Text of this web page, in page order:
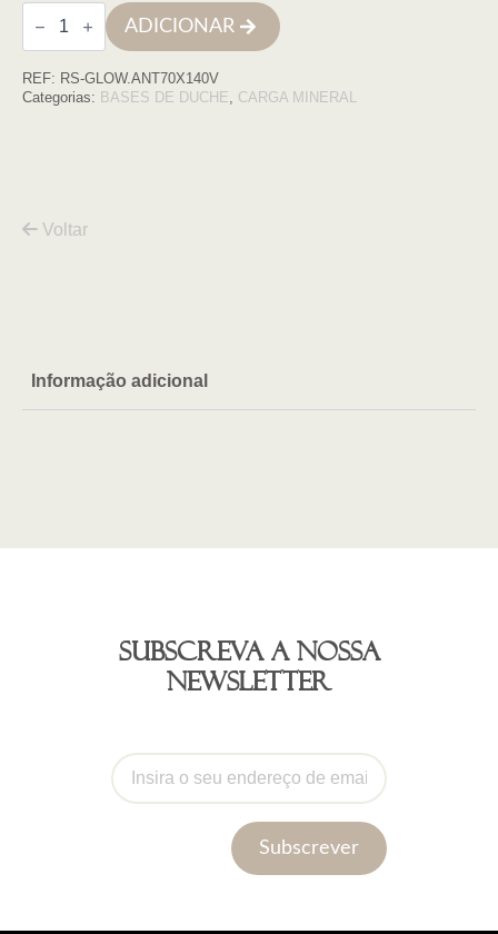
Quantidade
de
Base
duche
GLOW
ADICIONAR
REF: RS-GLOW.ANT70X140V
Categorias: BASES DE DUCHE, CARGA MINERAL
Voltar
Informação adicional
Subscreva a nossa
newsletter
Subscrever